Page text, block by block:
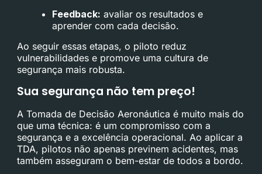
Feedback: avaliar os resultados e
aprender com cada decisão.
Ao seguir essas etapas, o piloto reduz
vulnerabilidades e promove uma cultura de
segurança mais robusta.
Sua segurança não tem preço!
A Tomada de Decisão Aeronáutica é muito mais do
que uma técnica: é um compromisso com a
segurança e a excelência operacional. Ao aplicar a
TDA, pilotos não apenas previnem acidentes, mas
também asseguram o bem-estar de todos a bordo.